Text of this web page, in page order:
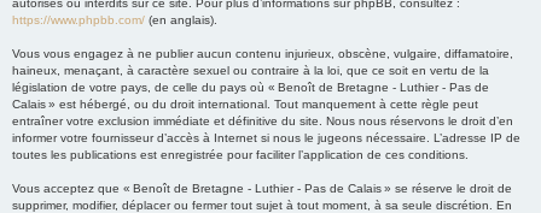
autorisés ou interdits sur ce site. Pour plus d’informations sur phpBB, consultez :
https://www.phpbb.com/ (en anglais).
Vous vous engagez à ne publier aucun contenu injurieux, obscène, vulgaire, diffamatoire,
haineux, menaçant, à caractère sexuel ou contraire à la loi, que ce soit en vertu de la
législation de votre pays, de celle du pays où « Benoît de Bretagne - Luthier - Pas de
Calais » est hébergé, ou du droit international. Tout manquement à cette règle peut
entraîner votre exclusion immédiate et définitive du site. Nous nous réservons le droit d’en
informer votre fournisseur d’accès à Internet si nous le jugeons nécessaire. L’adresse IP de
toutes les publications est enregistrée pour faciliter l’application de ces conditions.
Vous acceptez que « Benoît de Bretagne - Luthier - Pas de Calais » se réserve le droit de
supprimer, modifier, déplacer ou fermer tout sujet à tout moment, à sa seule discrétion. En